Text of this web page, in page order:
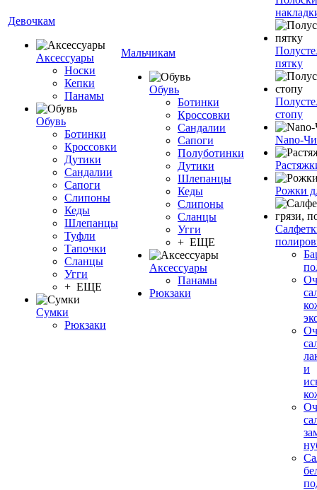
Девочкам
Аксессуары
Носки
Кепки
Панамы
Обувь
Ботинки
Кроссовки
Дутики
Сандалии
Сапоги
Слипоны
Кеды
Шлепанцы
Туфли
Тапочки
Сланцы
Угги
+ ЕЩЕ
Сумки
Рюкзаки
Мальчикам
Обувь
Ботинки
Кроссовки
Сандалии
Сапоги
Полуботинки
Дутики
Шлепанцы
Кеды
Слипоны
Сланцы
Угги
+ ЕЩЕ
Аксессуары
Панамы
Рюкзаки
пятку
стопу
Nano-
Рожки
и